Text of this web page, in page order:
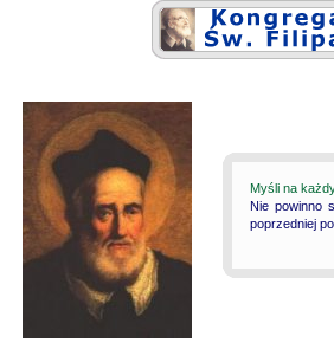
Myśli na
Nie powinno
poprzedniej